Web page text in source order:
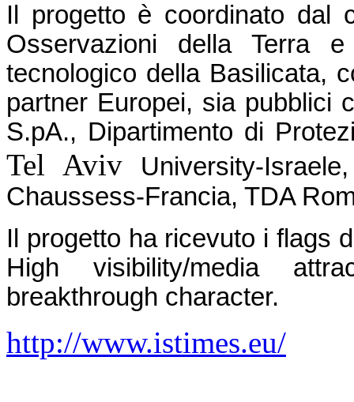
Il progetto è coordinato dal
Osservazioni della Terra
tecnologico della Basilicata,
partner Europei, sia pubblici
S.pA., Dipartimento di
Tel Aviv University-
Chaussess-Francia, TDA
Il progetto ha ricevuto i flags
High visibility/media
breakthrough character.
http://www.istimes.eu/